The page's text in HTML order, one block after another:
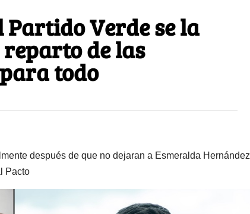
Verde se la
reparto de las
todo
después de que no dejaran a Esmeralda Hernández
Pacto